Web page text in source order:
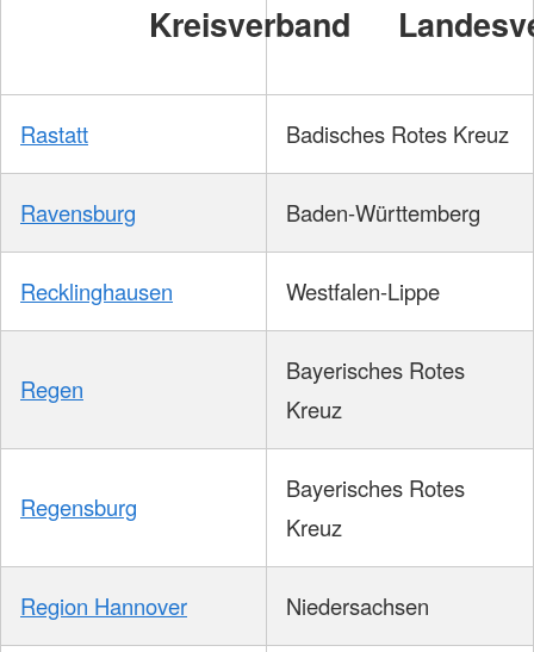
Kreisverband
Rastatt Badisches Rotes Kreuz
Ravensburg Baden-Württemberg
Recklinghausen Westfalen-Lippe
Regen
Bayerisches Rotes
Kreuz
Regensburg
Bayerisches Rotes
Kreuz
Region Hannover Niedersachsen